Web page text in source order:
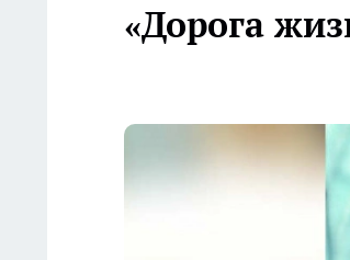
«Дорога